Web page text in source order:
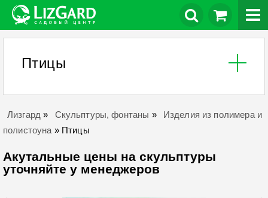
Птицы
Лизгард » Скульптуры, фонтаны »
Изделия из полимера и
полистоуна » Птицы
Акутальные цены на скульптуры
уточняйте у менеджеров